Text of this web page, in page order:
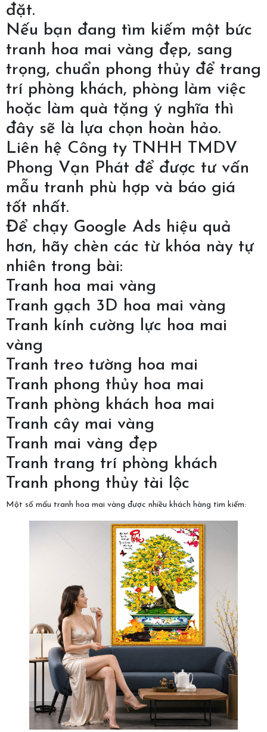
đặt.
Nếu bạn đang tìm kiếm một bức
tranh hoa mai vàng đẹp, sang
trọng, chuẩn phong thủy để trang
trí phòng khách, phòng làm việc
hoặc làm quà tặng ý nghĩa thì
đây sẽ là lựa chọn hoàn hảo.
Liên hệ Công ty TNHH TMDV
Phong Vạn Phát để được tư vấn
mẫu tranh phù hợp và báo giá
tốt nhất.
Để chạy Google Ads hiệu quả
hơn, hãy chèn các từ khóa này tự
nhiên trong bài:
Tranh hoa mai vàng
Tranh gạch 3D hoa mai vàng
Tranh kính cường lực hoa mai
vàng
Tranh treo tường hoa mai
Tranh phong thủy hoa mai
Tranh phòng khách hoa mai
Tranh cây mai vàng
Tranh mai vàng đẹp
Tranh trang trí phòng khách
Tranh phong thủy tài lộc
Một số mẩu tranh hoa mai vàng được nhiều khách hàng tìm kiếm: